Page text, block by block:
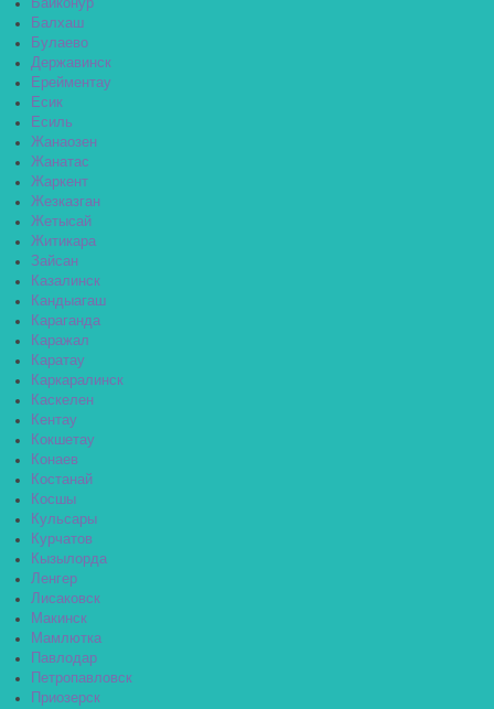
Байконур
Балхаш
Булаево
Державинск
Ерейментау
Есик
Есиль
Жанаозен
Жанатас
Жаркент
Жезказган
Жетысай
Житикара
Зайсан
Казалинск
Кандыагаш
Караганда
Каражал
Каратау
Каркаралинск
Каскелен
Кентау
Кокшетау
Конаев
Костанай
Косшы
Кульсары
Курчатов
Кызылорда
Ленгер
Лисаковск
Макинск
Мамлютка
Павлодар
Петропавловск
Приозерск